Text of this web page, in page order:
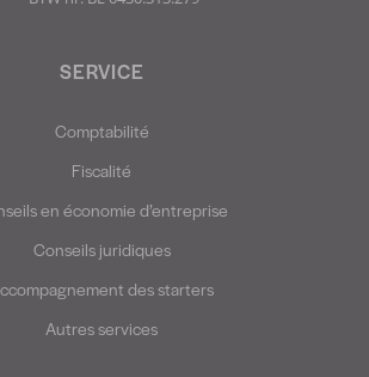
SERVICE
Comptabilité
Fiscalité
en économie d’entreprise
Conseils juridiques
des starters
Autres services